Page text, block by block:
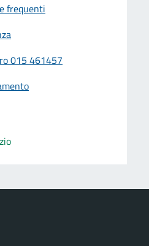
frequenti
015 461457